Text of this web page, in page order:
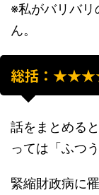
※私がバリバ
ん。
総括：
話をまとめる
っては「ふつ
緊縮財政病に